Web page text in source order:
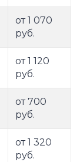
от 1 070
руб.
от 1 120
руб.
от 700
руб.
от 1 320
руб.